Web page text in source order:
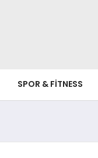
SPOR & FITNESS